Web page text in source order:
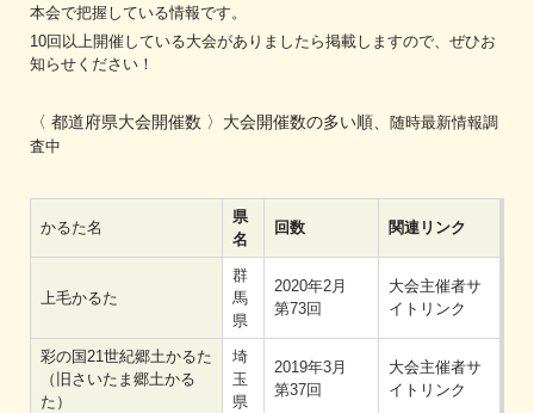
本会で把握している情報です。
10回以上開催している大会がありましたら掲載しますので、ぜひお
知らせください！
〈 都道府県大会開催数 〉大会開催数の多い順、 随時最新情報調
査中
かるた名
県
名
回数 関連リンク
上毛かるた
群
馬
県
2020年2月
第73回
大会主催者サ
イトリンク
彩の国21世紀郷土かるた
（旧さいたま郷土かる
た）
埼
玉
県
2019年3月
第37回
大会主催者サ
イトリンク